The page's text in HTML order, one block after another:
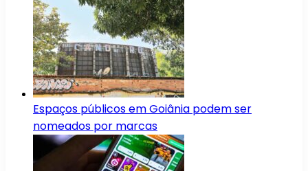
Espaços públicos em Goiânia podem ser
nomeados por marcas